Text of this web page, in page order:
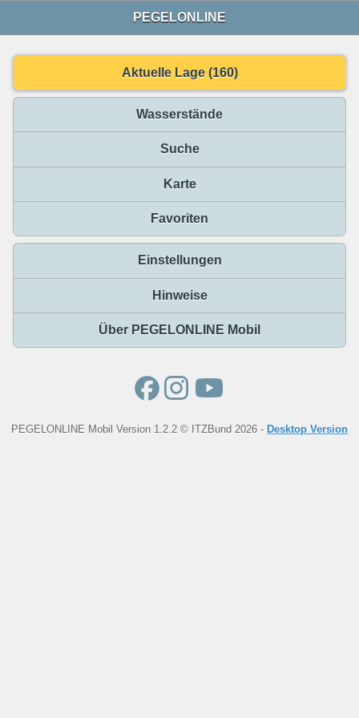
PEGELONLINE
Aktuelle Lage (160)
Wasserstände
Suche
Karte
Favoriten
Einstellungen
Hinweise
Über PEGELONLINE Mobil
PEGELONLINE Mobil Version 1.2.2 © ITZBund 2026 - Desktop Version